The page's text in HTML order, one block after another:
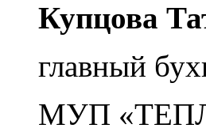
Купцова
главный
МУП